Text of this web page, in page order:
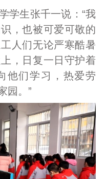
生张千一说：“我
，也被可爱可敬的
人们无论严寒酷暑
，日复一日守护着
他们学习，热爱劳
园。”